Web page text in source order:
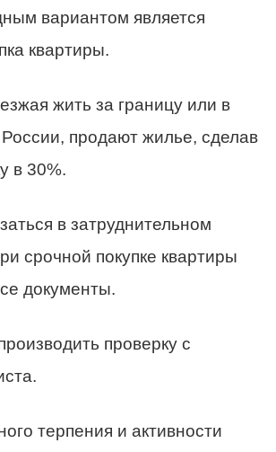
вариантом является
квартиры.
жить за границу или в
России, продают жилье, сделав
в 30%.
в затруднительном
срочной покупке квартиры
документы.
проверку с
терпения и активности